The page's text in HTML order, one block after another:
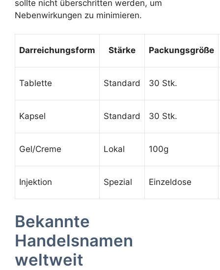
sollte nicht überschritten werden, um
Nebenwirkungen zu minimieren.
Darreichungsform Stärke Packungsgröße
Tablette Standard 30 Stk.
Kapsel Standard 30 Stk.
Gel/Creme Lokal 100g
Injektion Spezial Einzeldose
Bekannte
Handelsnamen
weltweit